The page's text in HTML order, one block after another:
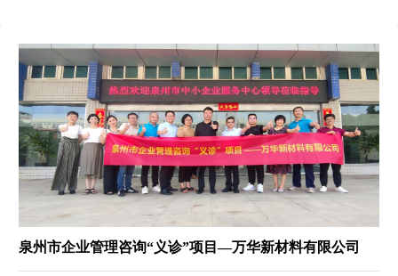
泉州市企业管理咨询“义诊”项目—万华新材料有限公司